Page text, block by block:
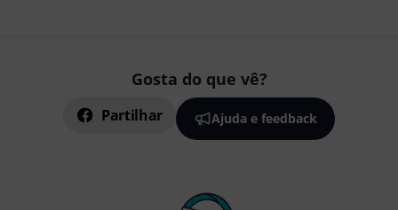
Gosta do que vê?
Partilhar Ajuda e feedback